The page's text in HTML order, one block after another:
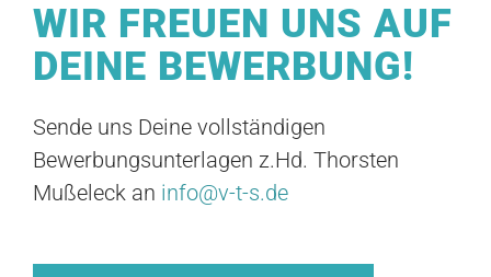
WIR FREUEN UNS AUF
DEINE BEWERBUNG!
Sende uns Deine vollständigen
Bewerbungsunterlagen z.Hd. Thorsten
Mußeleck an info@v-t-s.de